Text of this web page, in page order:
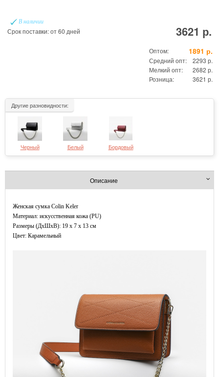
В наличии
Срок поставки: от 60 дней 3621 р.
Оптом: 1891 р.
Средний опт:
2293 р.
Мелкий опт:
2682 р.
Розница:
3621 р.
Другие разновидности:
Черный Белый Бордовый
Описание
Женская сумка Colin Keler
Материал: искусственная кожа (PU)
Размеры (ДxШхВ): 19 x 7 x 13 см
Цвет: Карамельный